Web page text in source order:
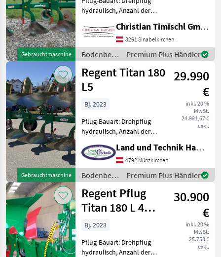
Regent
180 L
KATEGORIE
WÄHLEN
Landtechnik
3
MARKTPLATZ
Marktplatz Händlerangebote
Gebrauchtmaschine
hydraulisch, Anzahl der
Maiseinleger, Scheibensech,
hydr.
Schnittbreitenverstellung,
Stützrad, Vorschäler Regent
Titan 180L Vario
Christian Timischl GmbH
8261 Sinabelkirchen
Bodenbearbeitung
/ Regent
Premium Plus Händler
Gebrauchtmaschine
Regent Titan 180
L5
29.990
€
inkl. 20 %
MwSt.
24.991,67 €
exkl.
Bj. 2023
Pflug-Bauart: Drehpflug
hydraulisch, Anzahl der
Scheibensech, Stützrad,
Vorschäler hydr.
Schnittbreitenverstellung,
Mollblech W 7-46, Körperab
Land und Technik HandelsgesmbH
4792 Münzkirchen
Bodenbearbeitung
/ Regent
Premium Plus Händler
Regent Pflug
Titan 180 L 4
scharig
30.900
€
inkl. 20 %
MwSt.
25.750 €
exkl.
Bj. 2023
Pflug-Bauart: Drehpflug
hydraulisch, Anzahl der